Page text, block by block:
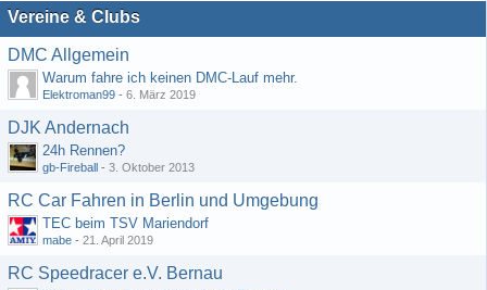
Vereine & Clubs
DMC Allgemein
Warum fahre ich keinen DMC-Lauf mehr.
Elektroman99 - 6. März 2019
DJK Andernach
24h Rennen?
gb-Fireball - 3. Oktober 2013
RC Car Fahren in Berlin und Umgebung
TEC beim TSV Mariendorf
mabe - 21. April 2019
RC Speedracer e.V. Bernau